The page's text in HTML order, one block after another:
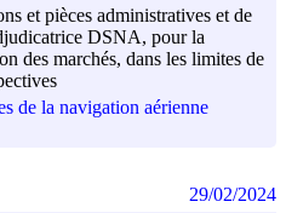
et pièces administratives et de
DSNA, pour la
des marchés, dans les limites de
de la navigation aérienne
29/02/2024